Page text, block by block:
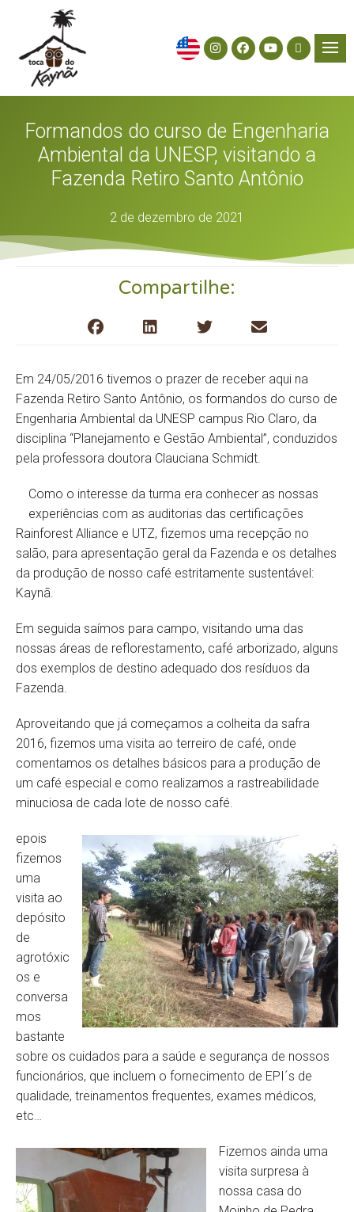
Formandos do curso de Engenharia
Ambiental da UNESP, visitando a
Fazenda Retiro Santo Antônio
2 de dezembro de 2021
Compartilhe:
Em 24/05/2016 tivemos o prazer de receber aqui na
Fazenda Retiro Santo Antônio, os formandos do curso de
Engenharia Ambiental da UNESP campus Rio Claro, da
disciplina “Planejamento e Gestão Ambiental”, conduzidos
pela professora doutora Clauciana Schmidt.
Como o interesse da turma era conhecer as nossas
experiências com as auditorias das certificações
Rainforest Alliance e UTZ, fizemos uma recepção no
salão, para apresentação geral da Fazenda e os detalhes
da produção de nosso café estritamente sustentável:
Kaynã.
Em seguida saímos para campo, visitando uma das
nossas áreas de reflorestamento, café arborizado, alguns
dos exemplos de destino adequado dos resíduos da
Fazenda.
Aproveitando que já começamos a colheita da safra
2016, fizemos uma visita ao terreiro de café, onde
comentamos os detalhes básicos para a produção de
um café especial e como realizamos a rastreabilidade
minuciosa de cada lote de nosso café.
epois
fizemos
uma
visita ao
depósito
de
agrotóxic
os e
conversa
mos
bastante
sobre os cuidados para a saúde e segurança de nossos
funcionários, que incluem o fornecimento de EPI´s de
qualidade, treinamentos frequentes, exames médicos,
etc…
Fizemos ainda uma
visita surpresa à
nossa casa do